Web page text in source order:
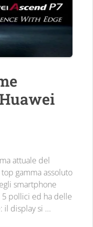
attuale del
gamma assoluto
smartphone
5 pollici ed ha delle
il display si ...